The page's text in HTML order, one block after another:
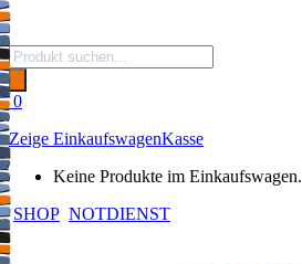
Products
search
0
Zeige EinkaufswagenKasse
Keine Produkte im Einkaufswagen.
SHOP NOTDIENST